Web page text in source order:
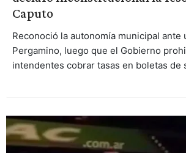
Caputo
Reconoció la autonomía municipal ante
Pergamino, luego que el Gobierno
intendentes cobrar tasas en boletas de